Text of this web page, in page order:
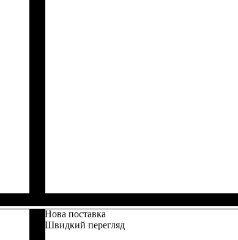
Нова поставка
Швидкий перегляд